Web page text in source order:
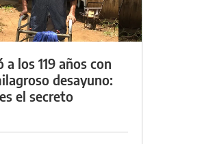
a los 119 años con
desayuno:
el secreto